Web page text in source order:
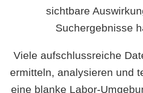
sichtbare
Suchergebnisse
Viele aufschlussreiche
ermitteln, analysieren und
eine blanke Labor-